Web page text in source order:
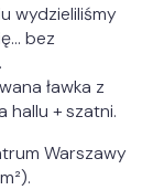
wydzieliliśmy
bez
ławka z
hallu + szatni.
Warszawy